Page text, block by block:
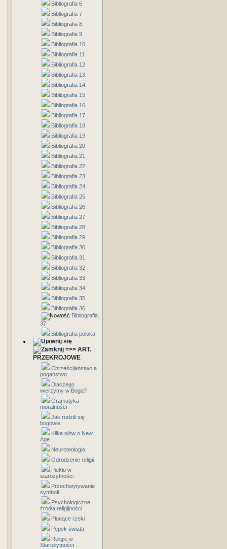
Bibliografia 6
Bibliografia 7
Bibliografia 8
Bibliografia 9
Bibliografia 10
Bibliografia 11
Bibliografia 12
Bibliografia 13
Bibliografia 14
Bibliografia 15
Bibliografia 16
Bibliografia 17
Bibliografia 18
Bibliografia 19
Bibliografia 20
Bibliografia 21
Bibliografia 22
Bibliografia 23
Bibliografia 24
Bibliografia 25
Bibliografia 26
Bibliografia 27
Bibliografia 28
Bibliografia 29
Bibliografia 30
Bibliografia 31
Bibliografia 32
Bibliografia 33
Bibliografia 34
Bibliografia 35
Bibliografia 36
Bibliografia
37
Bibliografia polska
=>> ART.
PRZEKROJOWE
Chrześcijaństwo a
pogaństwo
Dlaczego
wierzymy w Boga?
Gramatyka
moralności
Jak rodzili się
bogowie
Kilka słów o New
Age
Neuroteologia
Odrodzenie religii
Piekło w
starożytności
Przechwytywanie
symboli
Psychologiczne
źródła religijności
Płonące rzeki
Pępek świata
Religie w
Starożytności -